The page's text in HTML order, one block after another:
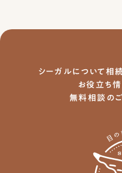
シーガルについて相
お役立ち
無料相談の